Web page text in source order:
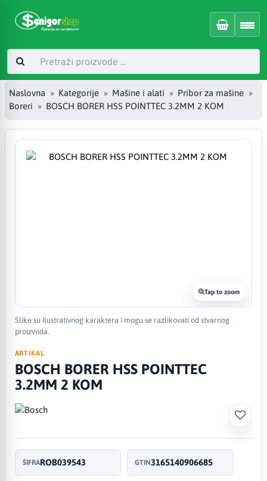
Naslovna Kategorije Mašine i alati
Pribor za mašine
Boreri
BOSCH BORER HSS POINTTEC 3.2MM 2 KOM
Tap to zoom
Slike su ilustrativnog karaktera i mogu se razlikovati od stvarnog
proizvoda.
ARTIKAL
BOSCH BORER HSS POINTTEC
3.2MM 2 KOM
ŠIFRAROB039543 GTIN3165140906685